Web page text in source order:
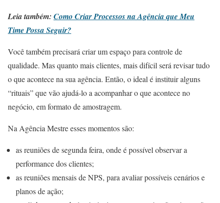
Leia também: Como Criar Processos na Agência que Meu
Time Possa Seguir?
Você também precisará criar um espaço para controle de
qualidade. Mas quanto mais clientes, mais difícil será revisar tudo
o que acontece na sua agência. Então, o ideal é instituir alguns
“rituais” que vão ajudá-lo a acompanhar o que acontece no
negócio, em formato de amostragem.
Na Agência Mestre esses momentos são:
as reuniões de segunda feira, onde é possível observar a
performance dos clientes;
as reuniões mensais de NPS, para avaliar possíveis cenários e
planos de ação;